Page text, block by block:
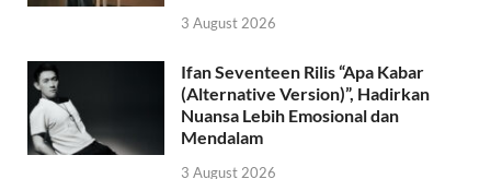
3 August 2026
Ifan Seventeen Rilis “Apa Kabar
(Alternative Version)”, Hadirkan
Nuansa Lebih Emosional dan
Mendalam
3 August 2026